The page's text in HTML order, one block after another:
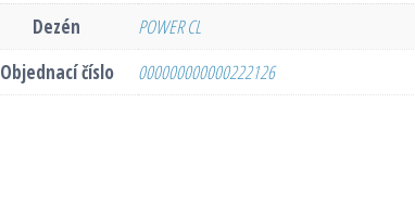
Dezén
POWER CL
Objednací číslo
000000000000222126